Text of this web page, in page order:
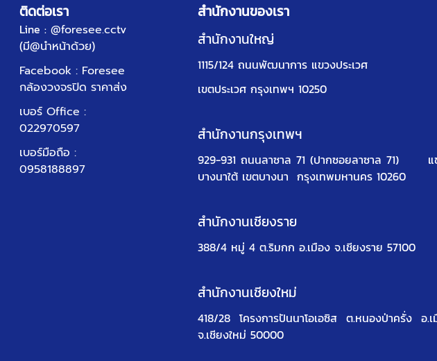
ติดต่อเรา
Line : @foresee.cctv
(มี@นำหน้าด้วย)
Facebook : Foresee
กล้องวงจรปิด ราคาส่ง
เบอร์ Office :
022970597
เบอร์มือถือ :
0958188897
สำนักงานของเรา
สำนักงานใหญ่
1115/124 ถนนพัฒนาการ แขวงประเวศ
เขตประเวศ กรุงเทพฯ 10250
สำนักงานกรุงเทพฯ
929-931 ถนนลาซาล 71 (ปากซอยลาซาล 71)
บางนาใต้ เขตบางนา กรุงเทพมหานคร 10260
สำนักงานเชียงราย
388/4 หมู่ 4 ต.ริมกก อ.เมือง จ.เชียงราย 57100
สำนักงานเชียงใหม่
418/28 โครงการปันนาโอเอซิส ต.หนองป่าครั่ง อ.เ
จ.เชียงใหม่ 50000